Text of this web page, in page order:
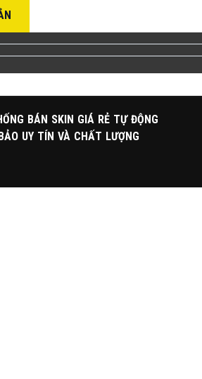
BÁN SKIN GIÁ RẺ TỰ ĐỘNG
UY TÍN VÀ CHẤT LƯỢNG